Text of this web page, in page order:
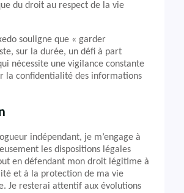
du droit au respect de la vie
souligne que « garder
sur la durée, un défi à part
nécessite une vigilance constante
la confidentialité des informations
indépendant, je m’engage à
les dispositions légales
en défendant mon droit légitime à
et à la protection de ma vie
Je resterai attentif aux évolutions